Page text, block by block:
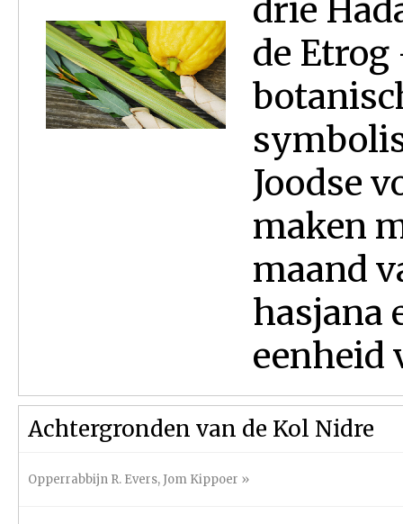
drie
de
Joodse
maken
maand
hasjana
eenheid
Achtergronden van de Kol Nidre
Opperrabbijn R. Evers, Jom Kippoer »